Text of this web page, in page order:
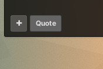
Quote